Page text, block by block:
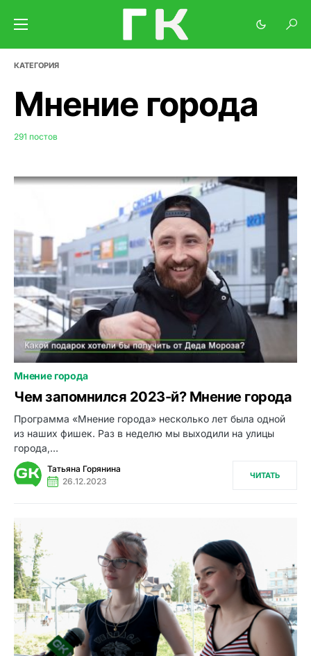
КАТЕГОРИЯ
Мнение города
291 постов
Мнение города
Чем запомнился 2023-й? Мнение города
Программа «Мнение города» несколько лет была одной
из наших фишек. Раз в неделю мы выходили на улицы
города,…
Татьяна Горянина
26.12.2023
ЧИТАТЬ